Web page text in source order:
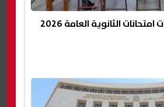
عدد أسئلة ودرجات امتحانات الثانوية العامة 2026